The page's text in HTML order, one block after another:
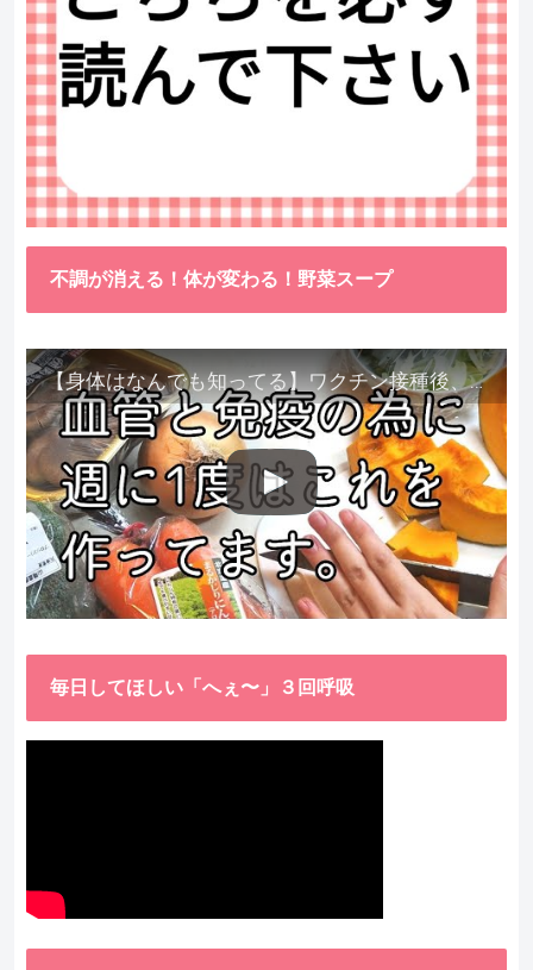
不調が消える！体が変わる！野菜スープ
【身体はなんでも知ってる】ワクチン接種後、異常に食べたくなった野菜が細胞回復に貢献してくれました。
毎日してほしい「へぇ〜」３回呼吸